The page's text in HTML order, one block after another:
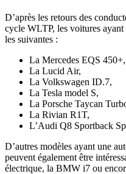
D’après les retours des
cycle WLTP, les voitures ayant
les suivantes :
La Mercedes EQS 450+,
La Lucid Air,
La Volkswagen ID.7,
La Tesla model S,
La Porsche Taycan
La Rivian R1T,
L’Audi Q8 Sportback
D’autres modèles ayant une
peuvent également être
électrique, la BMW i7 ou